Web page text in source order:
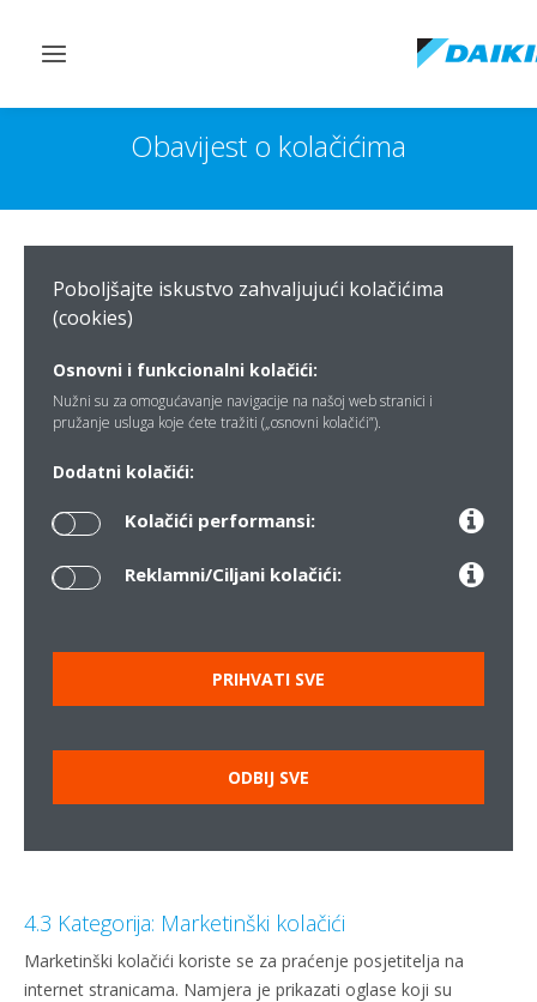
Toggle
Obavijest o kolačićima
4.3 Kategorija: Marketinški kolačići
Marketinški kolačići koriste se za praćenje posjetitelja na
internet stranicama. Namjera je prikazati oglase koji su
Poboljšajte iskustvo zahvaljujući kolačićima
(cookies)
Osnovni i funkcionalni kolačići:
Nužni su za omogućavanje navigacije na našoj web stranici i
pružanje usluga koje ćete tražiti („osnovni kolačići”).
Dodatni kolačići:
Kolačići performansi:
Reklamni/Ciljani kolačići:
PRIHVATI SVE
ODBIJ SVE